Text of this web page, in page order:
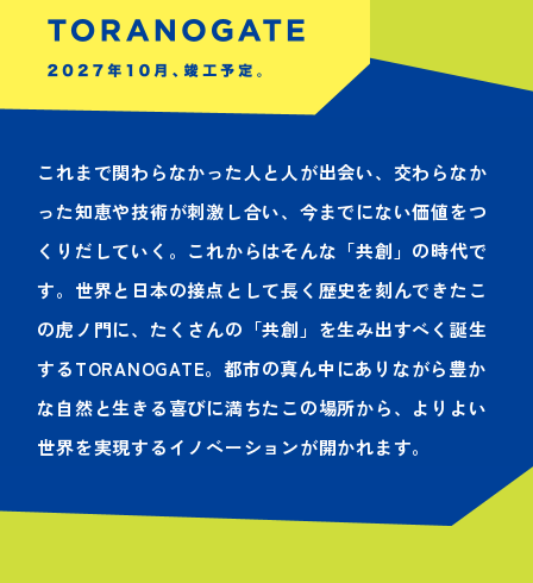
これまで関わらなかった人と人が出会い、 交わらなか
った知恵や技術が刺激し合い、今までにない価値をつ
くりだしていく。 これからはそんな「共創」の時代で
す。 世界と日本の接点として長く歴史を刻んできたこ
の虎ノ門に、 たくさんの「共創」を生み出すべく誕生
するTORANOGATE。都市の真ん中にありながら豊か
な自然と生きる喜びに満ちたこの場所から、 よりよい
世界を実現するイノベーションが開かれます。